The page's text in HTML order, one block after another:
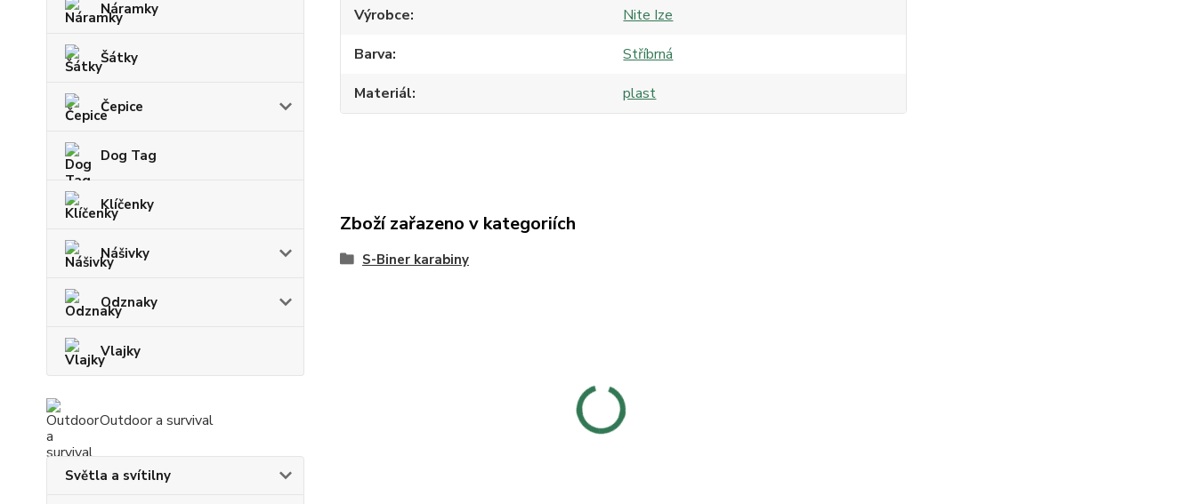
Náramky
Šátky
Čepice
Dog Tag
Klíčenky
Nášivky
Odznaky
Vlajky
Outdoor a survival
Světla a svítilny
Výrobce
Nite Ize
Barva
Stříbrná
Materiál
plast
Zboží zařazeno v kategoriích
S-Biner karabiny